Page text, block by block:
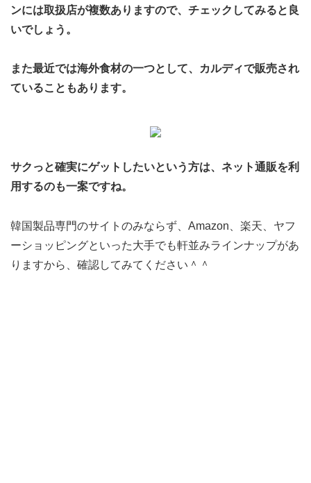
ンには取扱店が複数ありますので、チェックしてみると良
いでしょう。
また最近では海外食材の一つとして、カルディで販売され
ていることもあります。
サクっと確実にゲットしたいという方は、ネット通販を利
用するのも一案ですね。
韓国製品専門のサイトのみならず、Amazon、楽天、ヤフ
ーショッピングといった大手でも軒並みラインナップがあ
りますから、確認してみてください＾＾